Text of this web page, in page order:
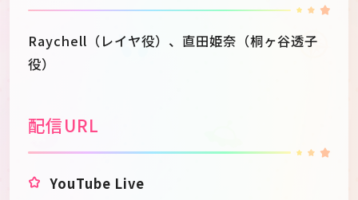
Raychell（レイヤ役）、直田姫奈（桐ヶ谷透子
役）
配信URL
YouTube Live